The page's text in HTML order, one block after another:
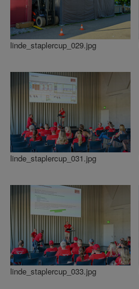
linde_staplercup_029.jpg
linde_staplercup_031.jpg
linde_staplercup_033.jpg